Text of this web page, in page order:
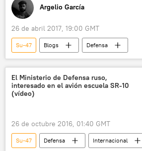
Argelio García
26 de abril 2017, 19:00 GMT
Su-47 Blogs
Defensa
Internacional
Rusia noticias
El Ministerio de Defensa ruso,
interesado en el avión escuela SR-10
(vídeo)
26 de octubre 2016, 01:40 GMT
Su-47 Defensa
Internacional